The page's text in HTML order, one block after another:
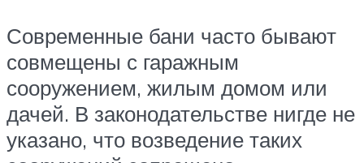
Современные бани часто бывают
совмещены с гаражным
сооружением, жилым домом или
дачей. В законодательстве нигде не
указано, что возведение таких